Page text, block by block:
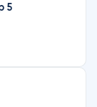
5